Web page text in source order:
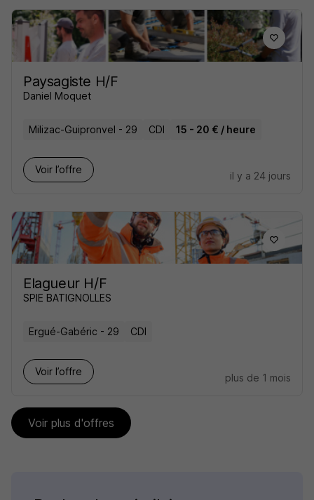
Paysagiste H/F
Daniel Moquet
Milizac-Guipronvel - 29 CDI 15 - 20 € / heure
Voir l’offre
il y a 24 jours
Elagueur H/F
SPIE BATIGNOLLES
Ergué-Gabéric - 29 CDI
Voir l’offre
plus de 1 mois
Voir plus d'offres